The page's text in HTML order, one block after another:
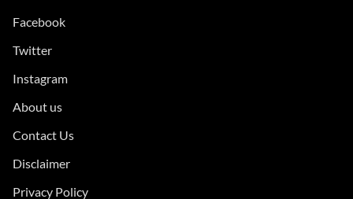
Facebook
Twitter
Instagram
About us
Contact Us
Disclaimer
Privacy Policy